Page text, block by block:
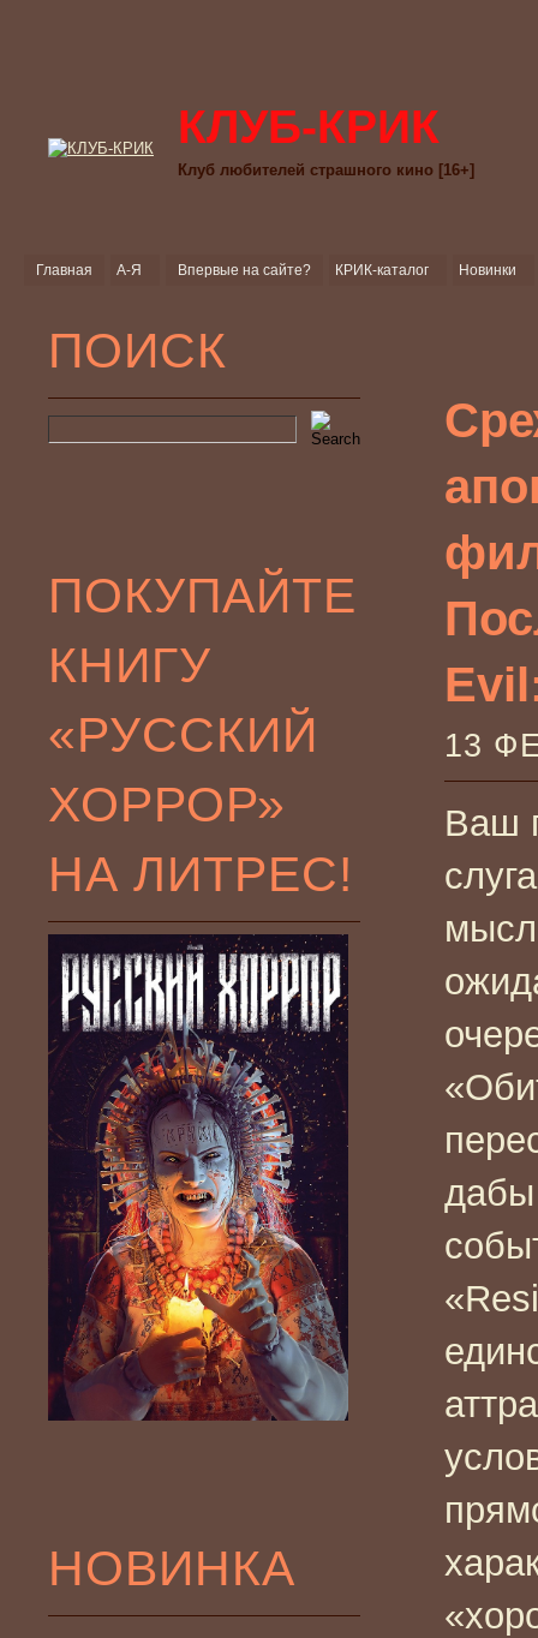
КЛУБ-КРИК
Клуб любителей страшного кино [16+]
Главная А-Я Впервые на сайте? КРИК-каталог Новинки
ПОИСК
ПОКУПАЙТЕ
КНИГУ
«РУССКИЙ
ХОРРОР»
НА ЛИТРЕС!
НОВИНКА
13
Ваш
дабы